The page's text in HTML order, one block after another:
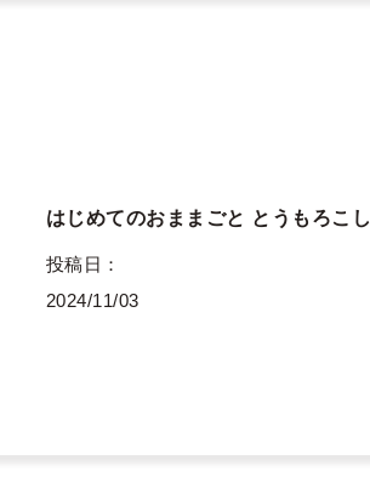
はじめてのおままごと とうもろこし
投稿日
2024/11/03